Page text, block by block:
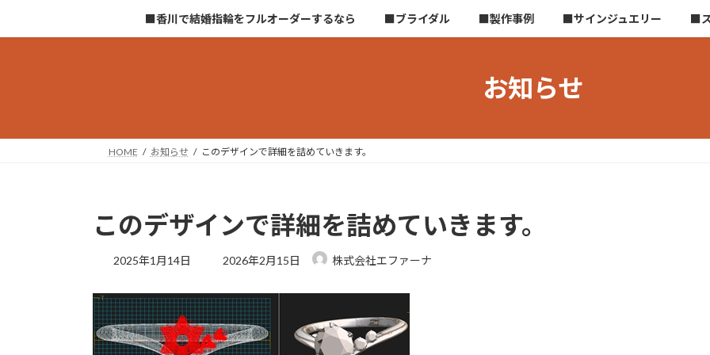
キ
に
■香川で結婚指輪をフルオーダーするなら ■ブライダル ■製作事例 ■サインジュエリー ■
お知らせ
HOME お知らせ このデザインで詳細を詰めていきます。
このデザインで詳細を詰めていきます。
2025年1月14日
最
新
日
時
:
2026年2月15日 株式会社エファーナ